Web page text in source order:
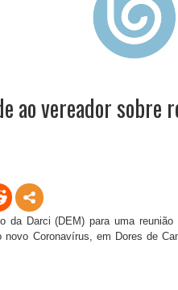
ao vereador sobre
da Darci (DEM) para uma
novo Coronavírus, em Dores de